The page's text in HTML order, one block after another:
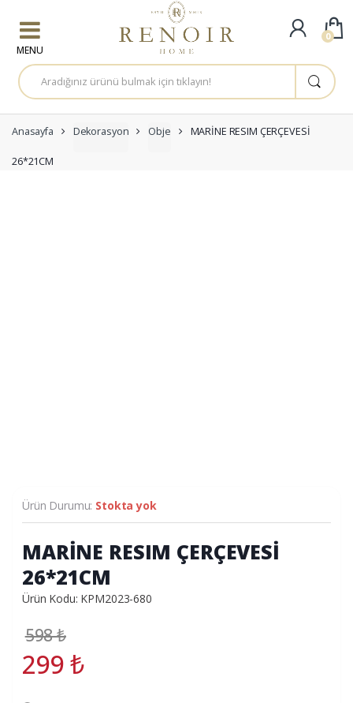
A
r
a
a
:
Anasayfa Dekorasyon Obje MARİNE RESIM ÇERÇEVESİ
26*21CM
Ürün Durumu: Stokta yok
MARİNE RESIM ÇERÇEVESİ
26*21CM
Ürün Kodu: KPM2023-680
598₺
299₺
0